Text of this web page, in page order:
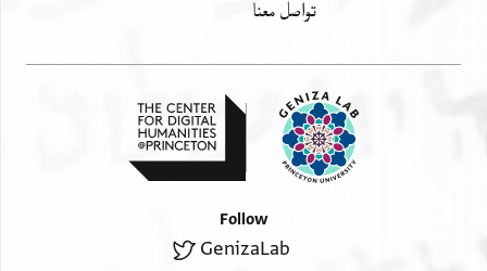
تواصل معنا
Follow
GenizaLab